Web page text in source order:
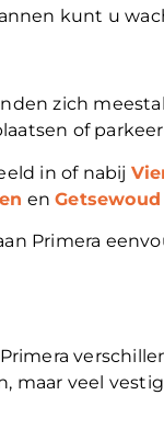
kunt u
zich
of
in of nabij
en
Primera
maar veel